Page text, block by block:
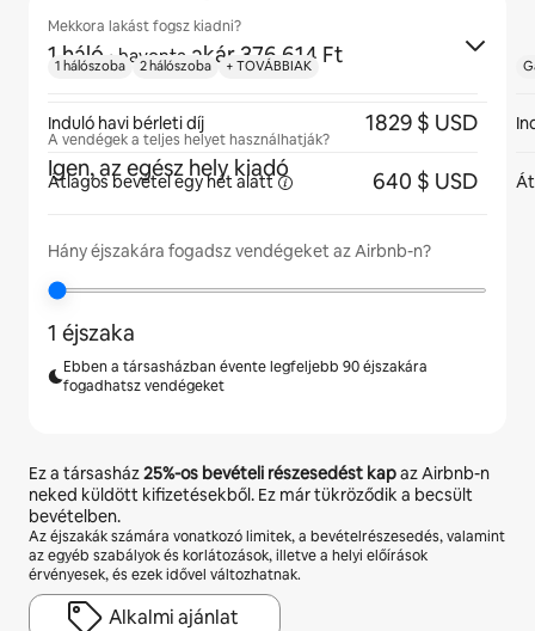
Mekkora lakást fogsz kiadni?
1 háló · havonta akár 376 614 Ft
A vendégek a teljes helyet használhatják?
Igen, az egész hely kiadó
Hány éjszakára fogadsz vendégeket az Airbnb-n?
1 éjszaka
Ebben a társasházban évente legfeljebb 90 éjszakára
fogadhatsz vendégeket
Ez a társasház25%-os bevételi részesedést kapaz Airbnb-n
neked küldött kifizetésekből. Ez már tükröződik a becsült
bevételben.
Az éjszakák számára vonatkozó limitek, a bevételrészesedés, valamint
az egyéb szabályok és korlátozások, illetve a helyi előírások
érvényesek, és ezek idővel változhatnak.
Alkalmi ajánlat
1 hálószoba 2 hálószoba + TOVÁBBIAK
Induló havi bérleti díj 1829 $ USD
Átlagos bevétel egy hétalatt 640 $ USD